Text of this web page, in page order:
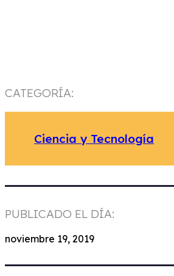
CATEGORÍA:
Ciencia y Tecnología
PUBLICADO EL DÍA:
noviembre 19, 2019